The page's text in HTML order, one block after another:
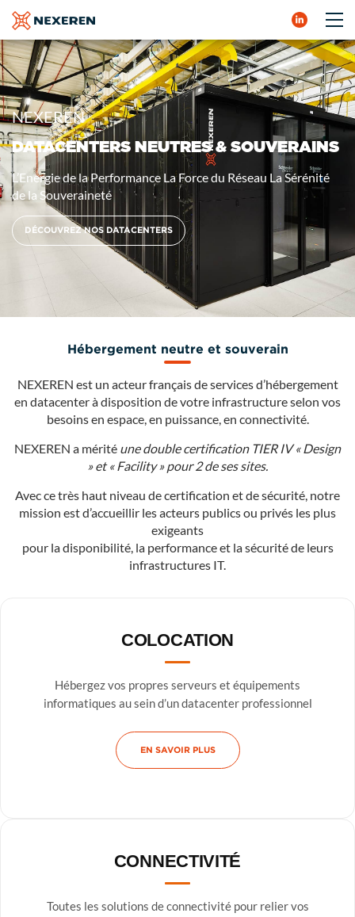
SERVICES NOS DATACENTERS
NEUTRALITÉ
SOUVERAINETÉ
CONTACT
NEXEREN
DATACENTERS NEUTRES & SOUVERAINS
L’Energie de la Performance La Force du Réseau La Sérénité
de la Souveraineté
DÉCOUVREZ NOS DATACENTERS
Hébergement neutre et souverain
NEXEREN est un acteur français de services d’hébergement
en datacenter à disposition de votre infrastructure selon vos
besoins en espace, en puissance, en connectivité.
NEXEREN a mérité une double certification TIER IV « Design
» et « Facility » pour 2 de ses sites.
Avec ce très haut niveau de certification et de sécurité, notre
mission est d’accueillir les acteurs publics ou privés les plus
exigeants
pour la disponibilité, la performance et la sécurité de leurs
infrastructures IT.
COLOCATION
Hébergez vos propres serveurs et équipements
informatiques au sein d’un datacenter professionnel
EN SAVOIR PLUS
CONNECTIVITÉ
Toutes les solutions de connectivité pour relier vos